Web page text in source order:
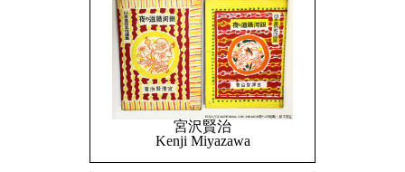
宮沢賢治
Kenji Miyazawa